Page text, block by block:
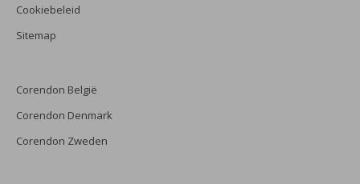
Cookiebeleid
Sitemap
Corendon België
Corendon Denmark
Corendon Zweden